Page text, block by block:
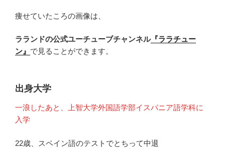
痩せていたころの画像は、
ラランドの公式ユーチューブチャンネル『ララチュー
ン』 で見ることができます。
出身大学
一浪したあと、上智大学外国語学部イスパニア語学科に
入学
22歳、スペイン語のテストでとちって中退